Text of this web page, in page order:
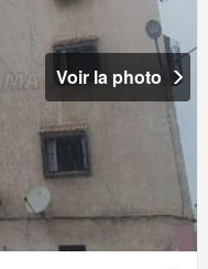
Voir la photo